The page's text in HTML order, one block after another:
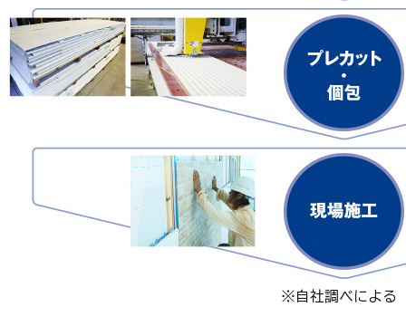
※自社調べによる